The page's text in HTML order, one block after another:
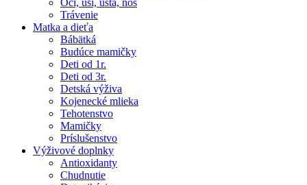
Oči, uši, ústa, nos
Trávenie
Matka a dieťa
Bábätká
Budúce mamičky
Deti od 1r.
Deti od 3r.
Detská výživa
Kojenecké mlieka
Tehotenstvo
Mamičky
Príslušenstvo
Výživové doplnky
Antioxidanty
Chudnutie